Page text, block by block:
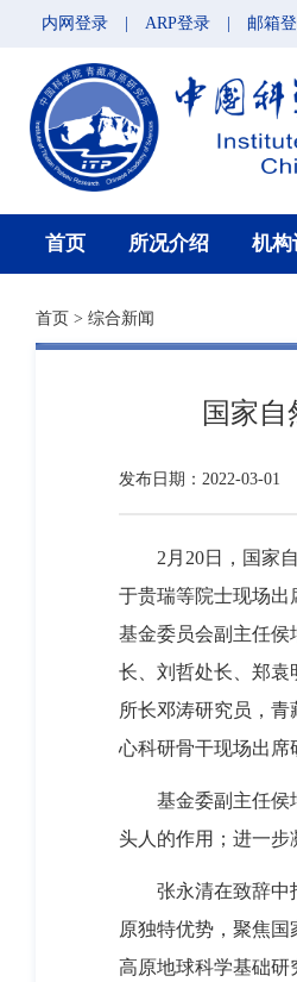
内网登录 ARP登录 邮箱
首页 所况介绍 机构
首页 > 综合新闻
国家自
发布日期：2022-03-01
2月20日，国家自
于贵瑞等院士现场出
基金委员会副主任侯
长、刘哲处长、郑袁
所长邓涛研究员，
心科研骨干现场出席
基金委副主任侯增
头人的作用；进一步
张永清在致辞中指
原独特优势，聚焦
高原地球科学基础研